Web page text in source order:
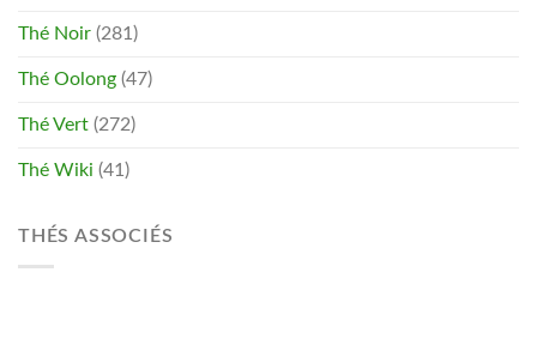
Thé Noir (281)
Thé Oolong (47)
Thé Vert (272)
Thé Wiki (41)
THÉS ASSOCIÉS